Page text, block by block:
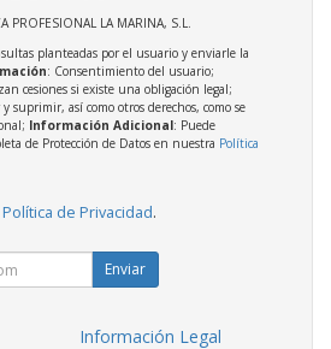
PROFESIONAL LA MARINA, S.L.
planteadas por el usuario y enviarle la
: Consentimiento del usuario;
cesiones si existe una obligación legal;
suprimir, así como otros derechos, como se
Información Adicional: Puede
de Protección de Datos en nuestra Política
Política de Privacidad.
Enviar
Información Legal